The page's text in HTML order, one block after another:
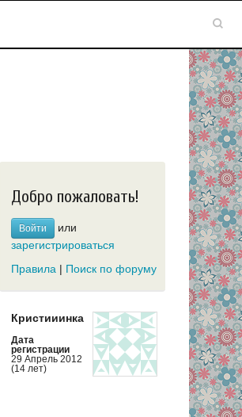
Добро пожаловать!
Войти
или
зарегистрироваться
Правила | Поиск по форуму
Кристииинка
Дата
регистрации
29 Апрель 2012
(14 лет)